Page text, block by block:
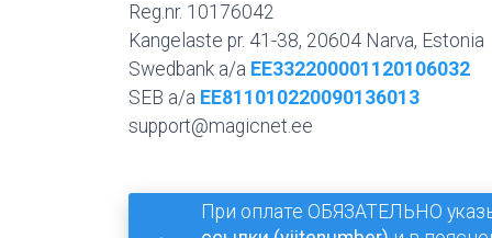
Reg.nr. 10176042
Kangelaste pr. 41-38, 20604 Narva, Estonia
Swedbank a/a EE332200001120106032
SEB a/a EE811010220090136013
support@magicnet.ee
При оплате ОБЯЗАТЕЛЬНО